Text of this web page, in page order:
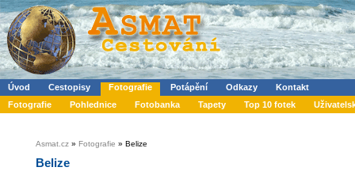
Úvod Cestopisy Fotografie Potápění Odkazy
Kontakt
Fotografie
Pohlednice Fotobanka Tapety Top 10 fotek
Asmat.cz » Fotografie » Belize
Belize